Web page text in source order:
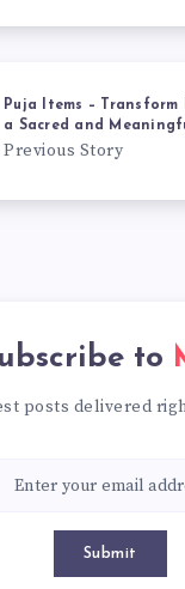
Puja Items –
a Sacred and
Previous Story
to
posts delivered
Submit